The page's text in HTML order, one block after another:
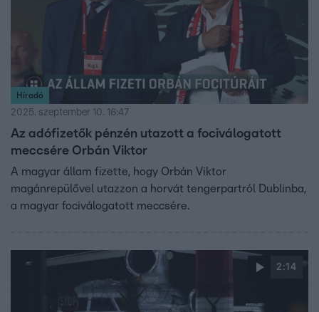
Híradó
2025. szeptember 10. 16:47
Az adófizetők pénzén utazott a fociválogatott
meccsére Orbán Viktor
A magyar állam fizette, hogy Orbán Viktor
magánrepülővel utazzon a horvát tengerpartról Dublinba,
a magyar fociválogatott meccsére.
2:14